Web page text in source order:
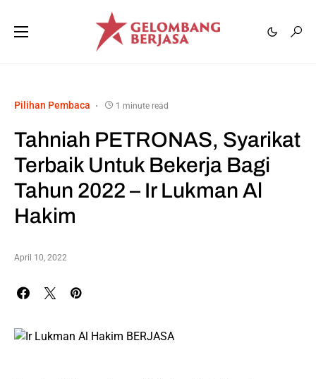
Pilihan Pembaca 1 minute read
Tahniah PETRONAS, Syarikat
Terbaik Untuk Bekerja Bagi
Tahun 2022 – Ir Lukman Al
Hakim
April 10, 2022